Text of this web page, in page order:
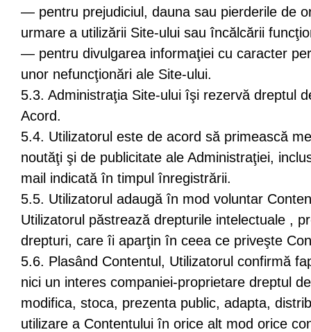
— pentru prejudiciul, dauna sau pierderile de
urmare a utilizării Site-ului sau încălcării
— pentru divulgarea informaţiei cu caracter
unor nefuncţionări ale Site-ului.
5.3. Administraţia Site-ului îşi rezervă dreptul
Acord.
5.4. Utilizatorul este de acord să primească
noutăţi şi de publicitate ale Administraţiei,
mail indicată în timpul înregistrării.
5.5. Utilizatorul adaugă în mod voluntar
Utilizatorul păstrează drepturile intelectuale ,
drepturi, care îi aparţin în ceea ce priveşte
5.6. Plasând Contentul, Utilizatorul confirmă
nici un interes companiei-proprietare dreptul
modifica, stoca, prezenta public, adapta,
utilizare a Contentului în orice alt mod orice